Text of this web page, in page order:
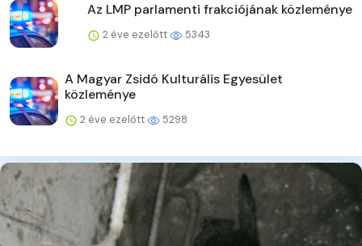
Az LMP parlamenti frakciójának közleménye
2 éve ezelőtt 5343
A Magyar Zsidó Kulturális Egyesület
közleménye
2 éve ezelőtt 5298